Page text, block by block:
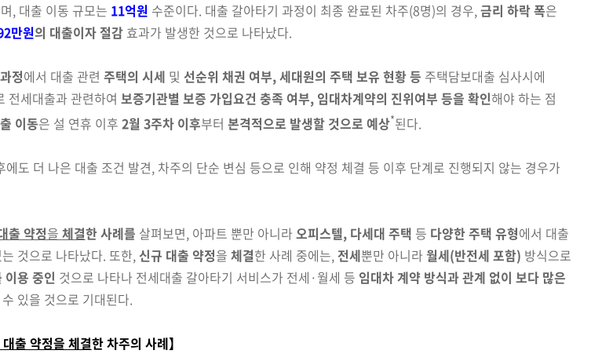
, 대출 이동 규모는 11억원 수준이다. 대출 갈아타기 과정이 최종 완료된 차주(8명)의 경우,금리 하락 폭은
만원의 대출이자 절감 효과가 발생한 것으로 나타났다.
정에서 대출 관련 주택의 시세 및 선순위 채권 여부, 세대원의 주택 보유 현황 등 주택담보대출 심사시에
전세대출과 관련하여 보증기관별 보증 가입요건 충족 여부, 임대차계약의 진위여부 등을 확인해야 하는 점
이동은 설 연휴 이후 2월 3주차 이후부터 본격적으로 발생할 것으로 예상*된다.
도 더 나은 대출 조건 발견, 차주의 단순 변심 등으로 인해 약정 체결 등 이후 단계로 진행되지 않는 경우가
출 약정을 체결한 사례를 살펴보면,아파트 뿐만 아니라 오피스텔, 다세대 주택 등 다양한 주택 유형에서 대출
것으로 나타났다. 또한, 신규 대출 약정을 체결한 사례 중에는,전세뿐만 아니라 월세(반전세 포함) 방식으로
이용 중인 것으로 나타나 전세대출 갈아타기 서비스가 전세·월세 등 임대차 계약 방식과 관계 없이 보다 많은
있을 것으로 기대된다.
출 약정을 체결한 차주의 사례】